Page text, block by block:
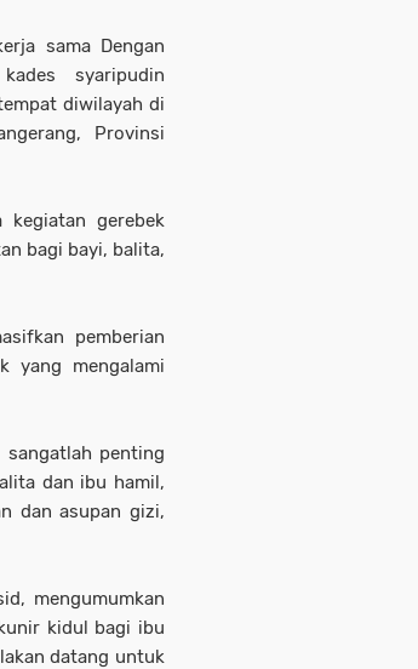
sama Dengan
syaripudin
diwilayah di
Provinsi
kegiatan gerebek
bagi bayi, balita,
pemberian
yang mengalami
sangatlah penting
dan ibu hamil,
dan asupan gizi,
mengumumkan
kidul bagi ibu
datang untuk